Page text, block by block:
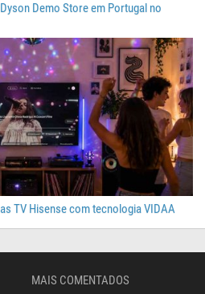
Demo Store em Portugal no
TV Hisense com tecnologia VIDAA
MAIS COMENTADOS